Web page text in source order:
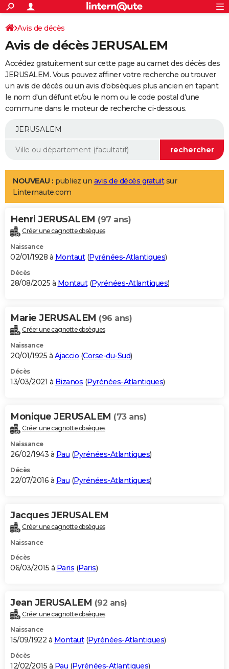
ACTUALITÉS
Politique
Société
Faits Divers
Education
Monde
Villes
+
SPORT
Coupe du monde 2026
Football
Tennis
Cyclisme
Rugby
Forum
Programme TV
TNT
Streaming
Cinéma
Sorties cinéma
Musique
+
FINANCE
Impôts
Immobilier
Risques naturels par ville
Banque
Assurance
Crédit
AUTO
Essais
Réserver un essai
Citadines
Berlines
SUV
Forum auto
+
Mobiles
Meilleur smartphone
Internet
Ordinateurs
Jeux vidéo
Guide high-tech
Aménagement intérieur
LIFESTYLE
Art de vivre
Bien-être
Loisirs
Mode
Modes de vie
Alimentation
Guide de la santé
Maladies
Médicaments
Sommeil
VOYAGE
Destinations
City break
Voyage nature
Voyage de noces
Forum
Climat
+PHOTO
GUIDES D'ACHAT
BONS PLANS
Carte de Noël
Carte Bonne année
Carte Saint-Valentin
Carte Pâques
Carte d'anniversaire
DICTIONNAIRE
Dictionnaire
Biographies
Citations
Expressions
Proverbes
PROGRAMME TV
S'inscrire
Se connecter
Lycées
Collèges
Primaires
Universités
Entreprises
Service militaire
Avis de recherche
AVIS DE DÉCÈS
Bricolage
Lifestyle
Culture
Sport
Auto
Television
Voyage
Cinema
Avis de décès
Avis de décès JERUSALEM
Accédez gratuitement sur cette page au carnet des décès des
JERUSALEM. Vous pouvez affiner votre recherche ou trouver
un avis de décès ou un avis d'obsèques plus ancien en tapant
le nom d'un défunt et/ou le nom ou le code postal d'une
commune dans le moteur de recherche ci-dessous.
NOUVEAU : publiez un avis de décès gratuitsur
Linternaute.com
Henri JERUSALEM (97 ans)
Créer une cagnotte obsèques
Naissance
02/01/1928 à Montaut(Pyrénées-Atlantiques)
Décès
28/08/2025 à Montaut(Pyrénées-Atlantiques)
Marie JERUSALEM (96 ans)
Créer une cagnotte obsèques
Naissance
20/01/1925 à Ajaccio (Corse-du-Sud)
Décès
13/03/2021 à Bizanos (Pyrénées-Atlantiques)
Monique JERUSALEM (73 ans)
Créer une cagnotte obsèques
Naissance
26/02/1943 à Pau (Pyrénées-Atlantiques)
Décès
22/07/2016 à Pau (Pyrénées-Atlantiques)
Jacques JERUSALEM
Créer une cagnotte obsèques
Naissance
Décès
06/03/2015 à Paris (Paris)
Jean JERUSALEM (92 ans)
Créer une cagnotte obsèques
Naissance
15/09/1922 à Montaut(Pyrénées-Atlantiques)
Décès
12/02/2015 à Pau (Pyrénées-Atlantiques)